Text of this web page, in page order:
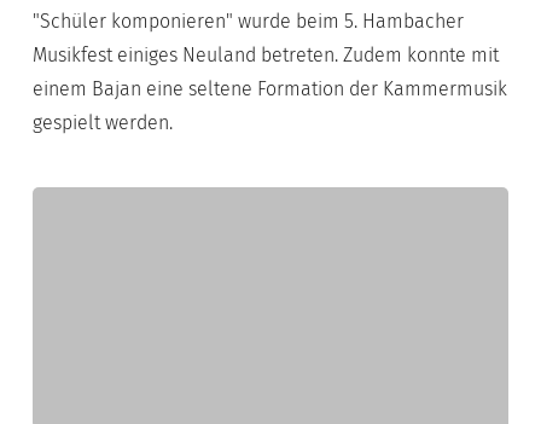
"Schüler komponieren" wurde beim 5. Hambacher
Musikfest einiges Neuland betreten. Zudem konnte mit
einem Bajan eine seltene Formation der Kammermusik
gespielt werden.